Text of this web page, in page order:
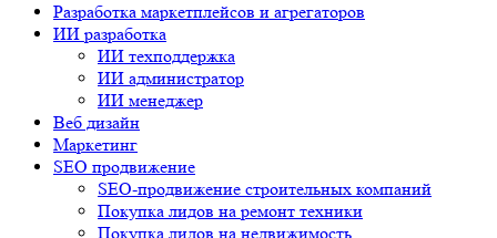
Разработка маркетплейсов и агрегаторов
ИИ разработка
ИИ техподдержка
ИИ администратор
ИИ менеджер
Веб дизайн
Маркетинг
SEO продвижение
SEO-продвижение строительных компаний
Покупка лидов на ремонт техники
Покупка лидов на недвижимость